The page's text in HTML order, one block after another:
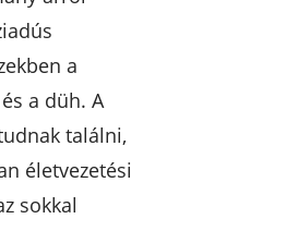
a
a düh. A
találni,
életvezetési
sokkal